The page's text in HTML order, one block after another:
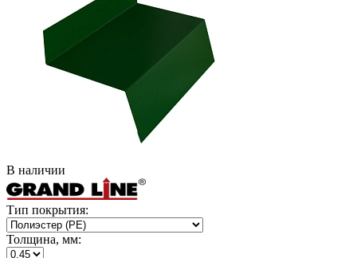
В наличии
Тип покрытия:
Толщина, мм: